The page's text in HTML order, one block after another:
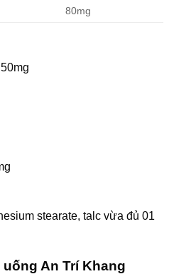
80mg
stearate, talc vừa đủ 01
An Trí Khang